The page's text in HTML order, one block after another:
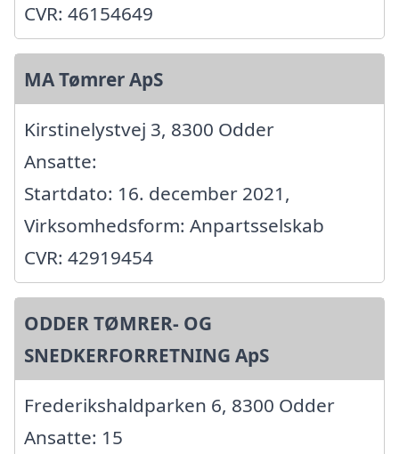
CVR: 46154649
MA Tømrer ApS
Kirstinelystvej 3, 8300 Odder
Ansatte:
Startdato: 16. december 2021,
Virksomhedsform: Anpartsselskab
CVR: 42919454
ODDER TØMRER- OG
SNEDKERFORRETNING ApS
Frederikshaldparken 6, 8300 Odder
Ansatte: 15